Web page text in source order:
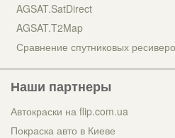
AGSAT.SatDirect
AGSAT.T2Map
Сравнение спутниковых
Наши партнеры
Автокраски на flip.com.ua
Покраска авто в Киеве